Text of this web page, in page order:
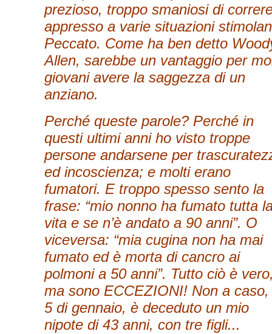
prezioso, troppo smaniosi di
appresso a varie situazioni
Peccato. Come ha ben detto
Allen, sarebbe un vantaggio per
giovani avere la saggezza di un
anziano.
Perché queste parole? Perché in
questi ultimi anni ho visto troppe
persone andarsene per
ed incoscienza; e molti erano
fumatori. E troppo spesso sento la
frase: “mio nonno ha fumato tutta
vita e se n’è andato a 90 anni”. O
viceversa: “mia cugina non ha mai
fumato ed è morta di cancro ai
polmoni a 50 anni”. Tutto ciò è
ma sono ECCEZIONI! Non a caso,
5 di gennaio, è deceduto un mio
nipote di 43 anni, con tre figli...